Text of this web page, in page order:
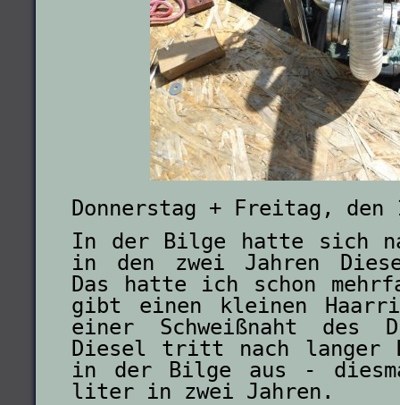
Donnerstag + Freitag, den
In der Bilge hatte sich
in den zwei Jahren
Das hatte ich schon
gibt einen kleinen
einer Schweißnaht des
Diesel tritt nach langer
in der Bilge aus -
liter in zwei Jahren.